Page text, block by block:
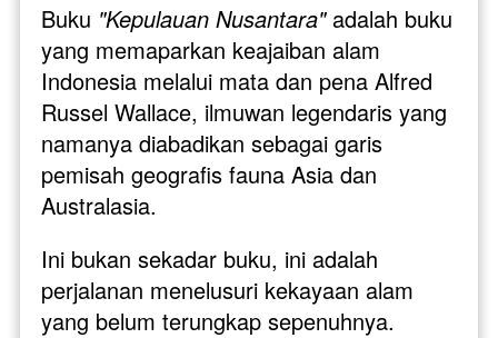
Buku "Kepulauan Nusantara" adalah buku
yang memaparkan keajaiban alam
Indonesia melalui mata dan pena Alfred
Russel Wallace, ilmuwan legendaris yang
namanya diabadikan sebagai garis
pemisah geografis fauna Asia dan
Australasia.
Ini bukan sekadar buku, ini adalah
perjalanan menelusuri kekayaan alam
yang belum terungkap sepenuhnya.